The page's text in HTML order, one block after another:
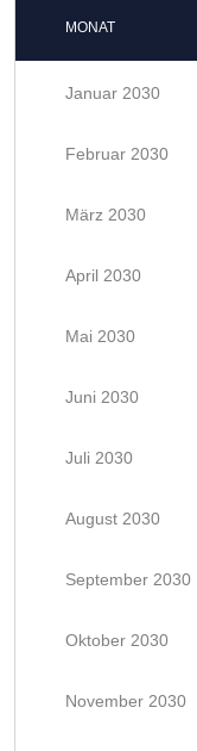
MONAT
Januar 2030
Februar 2030
März 2030
April 2030
Mai 2030
Juni 2030
Juli 2030
August 2030
September 2030
Oktober 2030
November 2030